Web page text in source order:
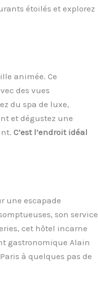
étoilés et explorez
animée. Ce
des vues
du spa de luxe,
et dégustez une
C’est l’endroit idéal
une escapade
son service
cet hôtel incarne
gastronomique Alain
à quelques pas de